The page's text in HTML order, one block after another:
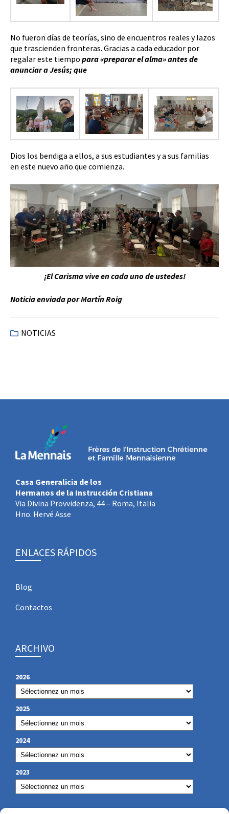
No fueron días de teorías, sino de encuentros reales y lazos
que trascienden fronteras. Gracias a cada educador por
regalar este tiempo para «preparar el alma» antes de
anunciar a Jesús; que
Dios los bendiga a ellos, a sus estudiantes y a sus familias
en este nuevo año que comienza.
¡El Carisma vive en cada uno de ustedes!
Noticia enviada por Martín Roig
NOTICIAS
Casa Generalicia de los
Hermanos de la Instrucción Cristiana
Via Divina Provvidenza, 44 – Roma, Italia
Hno. Hervé Asse
ENLACES RÁPIDOS
Blog
Contactos
ARCHIVO
2026
2025
2024
2023